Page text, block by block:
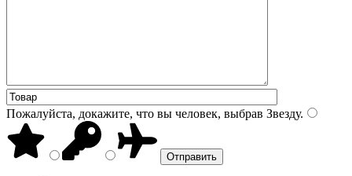
Пожалуйста, докажите, что вы человек, выбрав Звезду.